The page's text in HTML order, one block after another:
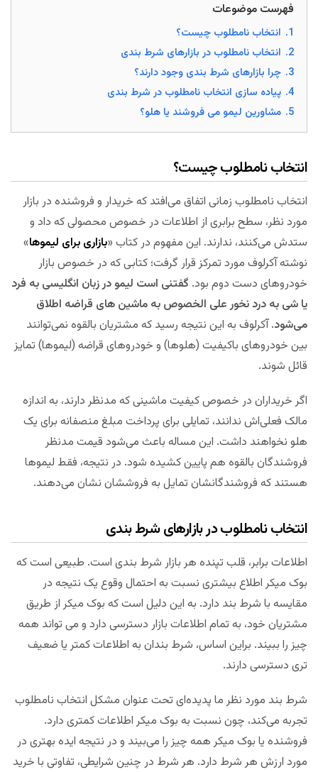
فهرست موضوعات
1. انتخاب نامطلوب چیست؟
2. انتخاب نامطلوب در بازارهای شرط بندی
3. چرا بازارهای شرط بندی وجود دارند؟
4. پیاده سازی انتخاب نامطلوب در شرط بندی
5. مشاورین لیمو می فروشند یا هلو؟
انتخاب نامطلوب چیست؟
انتخاب نامطلوب زمانی اتفاق می‌افتد که خریدار و فروشنده در بازار
مورد نظر، سطح برابری از اطلاعات در خصوص محصولی که داد و
ستدش می‌کنند، ندارند. این مفهوم در کتاب «بازاری برای لیموها»
نوشته آکرلوف مورد تمرکز قرار گرفت؛ کتابی که در خصوص بازار
خودروهای دست دوم بود. گفتنی است لیمو در زبان انگلیسی به فرد
یا شی به درد نخور علی الخصوص به ماشین های قراضه اطلاق
می‌شود. آکرلوف به این نتیجه رسید که مشتریان بالقوه نمی‌توانند
بین خودروهای باکیفیت (هلوها) و خودروهای قراضه (لیموها) تمایز
قائل شوند.
اگر خریداران در خصوص کیفیت ماشینی که مدنظر دارند، به اندازه
مالک فعلی‌اش ندانند، تمایلی برای پرداخت مبلغ منصفانه برای یک
هلو نخواهند داشت. این مساله باعث می‌شود قیمت مدنظر
فروشندگان بالقوه هم پایین کشیده شود. در نتیجه، فقط لیموها
هستند که فروشندگانشان تمایل به فروششان نشان می‌دهند.
انتخاب نامطلوب در بازارهای شرط بندی
اطلاعات برابر، قلب تپنده هر بازار شرط بندی است. طبیعی است که
بوک میکر اطلاع بیشتری نسبت به احتمال وقوع یک نتیجه در
مقایسه با شرط بند دارد. به این دلیل است که بوک میکر از طریق
مشتریان خود، به تمام اطلاعات بازار دسترسی دارد و می تواند همه
چیز را ببیند. براین اساس، شرط بندان به اطلاعات کمتر یا ضعیف
تری دسترسی دارند.
شرط بند مورد نظر ما پدیده‌ای تحت عنوان مشکل انتخاب نامطلوب
تجربه می‌کند، چون نسبت به بوک میکر اطلاعات کمتری دارد.
فروشنده یا بوک میکر همه چیز را می‌بیند و در نتیجه ایده بهتری در
مورد ارزش هر شرط دارد. هر شرط در چنین شرایطی، تفاوتی با خرید